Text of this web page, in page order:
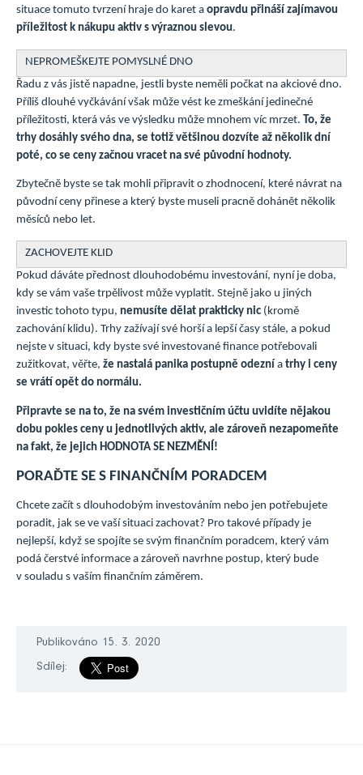
situace tomuto tvrzení hraje do karet a opravdu přináší zajímavou
příležitost k nákupu aktiv s výraznou slevou.
NEPROMEŠKEJTE POMYSLNÉ DNO
Řadu z vás jistě napadne, jestli byste neměli počkat na akciové dno.
Příliš dlouhé vyčkávání však může vést ke zmeškání jedinečné
příležitosti, která vás ve výsledku může mnohem víc mrzet. To, že
trhy dosáhly svého dna, se totiž většinou dozvíte až několik dní
poté, co se ceny začnou vracet na své původní hodnoty.
Zbytečně byste se tak mohli připravit o zhodnocení, které návrat na
původní ceny přinese a který byste museli pracně dohánět několik
měsíců nebo let.
ZACHOVEJTE KLID
Pokud dáváte přednost dlouhodobému investování, nyní je doba,
kdy se vám vaše trpělivost může vyplatit. Stejně jako u jiných
investic tohoto typu, nemusíte dělat prakticky nic (kromě
zachování klidu). Trhy zažívají své horší a lepší časy stále, a pokud
nejste v situaci, kdy byste své investované finance potřebovali
zužitkovat, věřte, že nastalá panika postupně odezní a trhy i ceny
se vrátí opět do normálu.
Připravte se na to, že na svém investičním účtu uvidíte nějakou
dobu pokles ceny u jednotlivých aktiv, ale zároveň nezapomeňte
na fakt, že jejich HODNOTA SE NEZMĚNÍ!
PORAĎTE SE S FINANČNÍM PORADCEM
Chcete začít s dlouhodobým investováním nebo jen potřebujete
poradit, jak se ve vaší situaci zachovat? Pro takové případy je
nejlepší, když se spojíte se svým finančním poradcem, který vám
podá čerstvé informace a zároveň navrhne postup, který bude
v souladu s vaším finančním záměrem.
Publikováno 15. 3. 2020
Sdílej: